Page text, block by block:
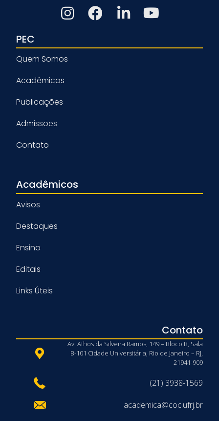
PEC
Quem Somos
Acadêmicos
Publicações
Admissões
Contato
Acadêmicos
Avisos
Destaques
Ensino
Editais
Links Úteis
Contato
Av. Athos da Silveira Ramos, 149 – Bloco B, Sala
B-101 Cidade Universitária, Rio de Janeiro – RJ,
21941-909
(21) 3938-1569
academica@coc.ufrj.br